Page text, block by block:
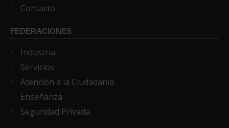
Contacto
FEDERACIONES
Industria
Servicios
Atención a la Ciudadanía
Enseñanza
Seguridad Privada